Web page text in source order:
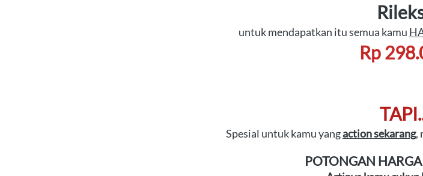
untuk mendapatkan itu semua kamu
Rp
Spesial untuk kamu yang action sekarang,
POTONGAN HARGA